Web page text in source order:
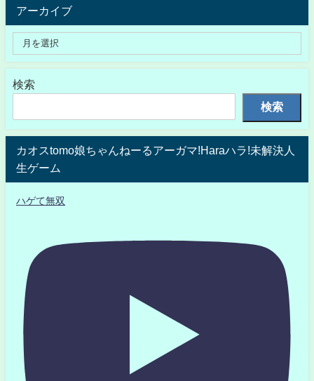
アーカイブ
検索
検索
カオスtomo娘ちゃんねーるアーガマ!Haraハラ!未解決人
生ゲーム
ハゲて無双